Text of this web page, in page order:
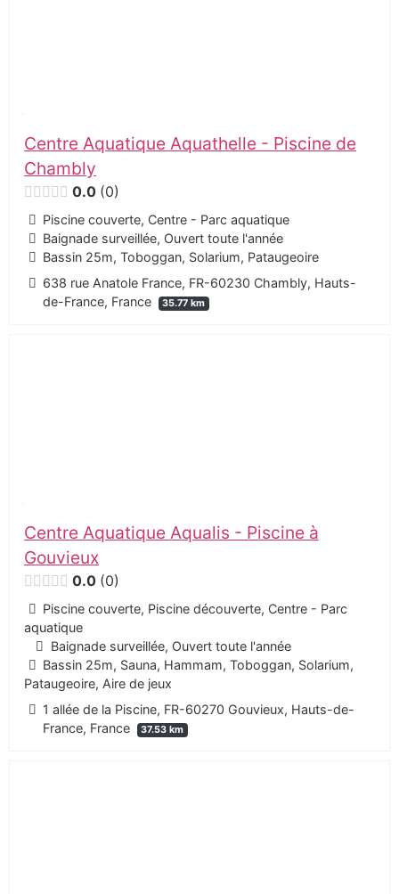
Centre Aquatique Aquathelle - Piscine de
Chambly
0.0 0
Piscine couverte, Centre - Parc aquatique
Baignade surveillée, Ouvert toute l'année
Bassin 25m, Toboggan, Solarium, Pataugeoire
638 rue Anatole France, FR-60230 Chambly, Hauts-
de-France, France
35.77 km
Centre Aquatique Aqualis - Piscine à
Gouvieux
0.0 0
Piscine couverte, Piscine découverte, Centre - Parc
aquatique
Baignade surveillée, Ouvert toute l'année
Bassin 25m, Sauna, Hammam, Toboggan, Solarium,
Pataugeoire, Aire de jeux
1 allée de la Piscine, FR-60270 Gouvieux, Hauts-de-
France, France
37.53 km